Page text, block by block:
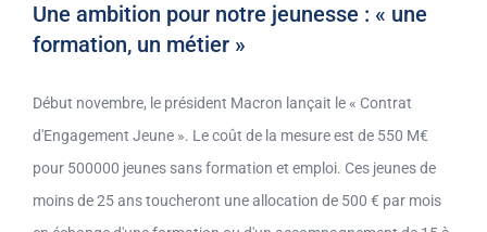
Une ambition pour notre jeunesse : « une
formation, un métier »
Début novembre, le président Macron lançait le « Contrat
d'Engagement Jeune ». Le coût de la mesure est de 550 M€
pour 500000 jeunes sans formation et emploi. Ces jeunes de
moins de 25 ans toucheront une allocation de 500 € par mois